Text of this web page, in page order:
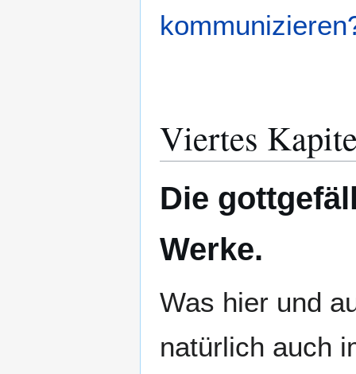
Viertes
Die
Werke.
Was hier und
natürlich auch